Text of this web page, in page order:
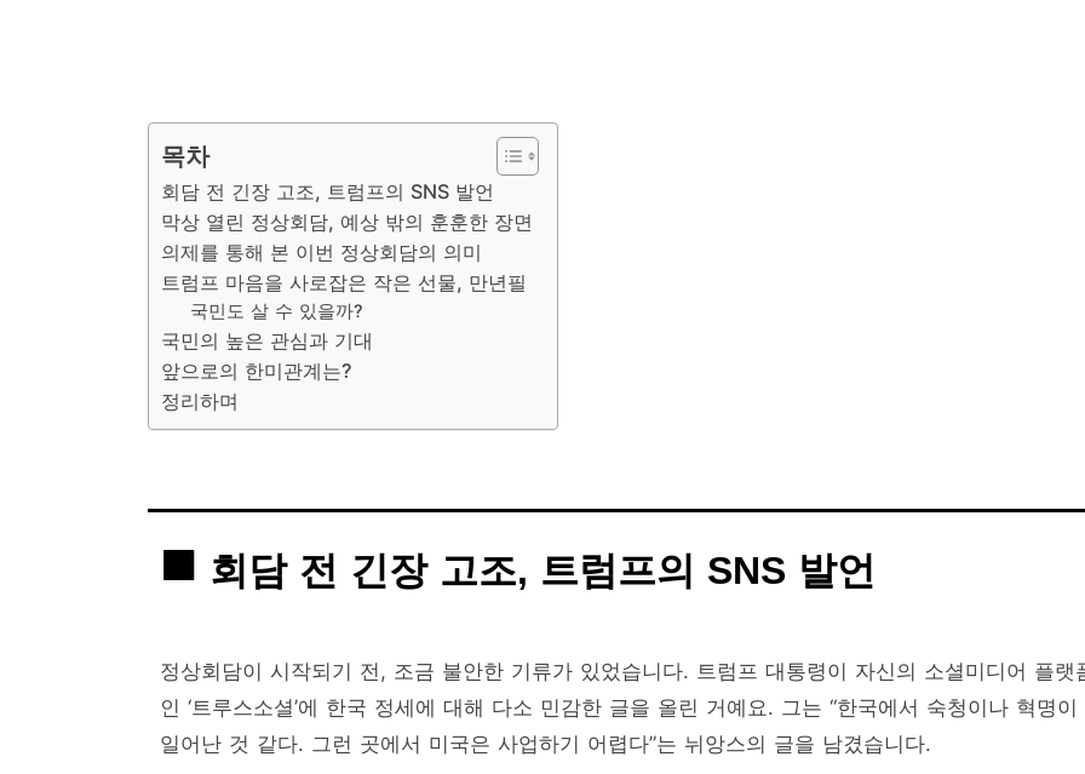
목차
회담 전 긴장 고조, 트럼프의 SNS 발언
막상 열린 정상회담, 예상 밖의 훈훈한 장면
의제를 통해 본 이번 정상회담의 의미
트럼프 마음을 사로잡은 작은 선물, 만년필
국민도 살 수 있을까?
국민의 높은 관심과 기대
앞으로의 한미관계는?
정리하며
회담 전 긴장 고조, 트럼프의 SNS 발언
정상회담이 시작되기 전, 조금 불안한 기류가 있었습니다. 트럼프 대통령이 자신의 소셜미디어 플랫
인 ‘트루스소셜’에 한국 정세에 대해 다소 민감한 글을 올린 거예요. 그는 “한국에서 숙청이나 혁명이
일어난 것 같다. 그런 곳에서 미국은 사업하기 어렵다”는 뉘앙스의 글을 남겼습니다.